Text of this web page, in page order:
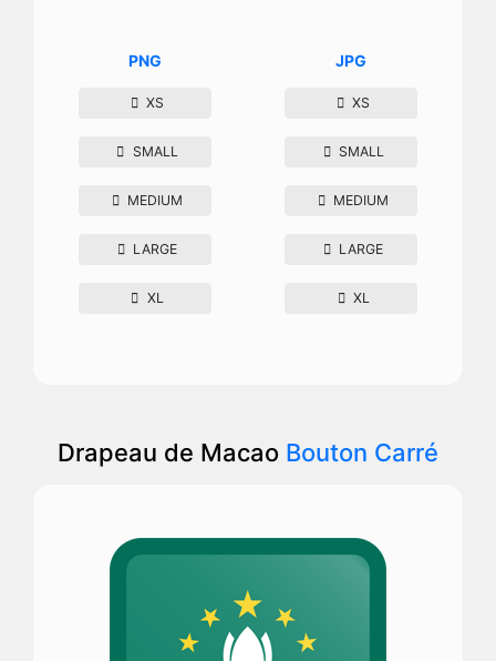
PNG
XS
SMALL
MEDIUM
LARGE
XL
JPG
XS
SMALL
MEDIUM
LARGE
XL
Drapeau de Macao Bouton Carré